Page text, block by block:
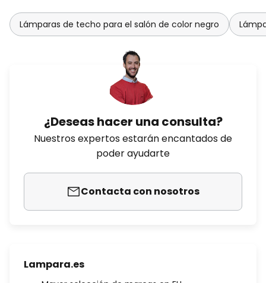
Lámparas de techo para el salón de color negro
¿Deseas hacer una consulta?
Nuestros expertos estarán encantados de
poder ayudarte
Contacta con nosotros
Lampara.es